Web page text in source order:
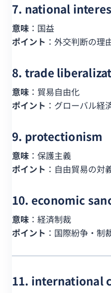
7. national
意味 ：国益
ポイント ：外交判断の理
8. trade
意味 ：貿易自由化
ポイント ：グローバル経
9. protectionism
意味 ：保護主義
ポイント ：自由貿易の対
10. economic
意味 ：経済制裁
ポイント ：国際紛争・制
11. international